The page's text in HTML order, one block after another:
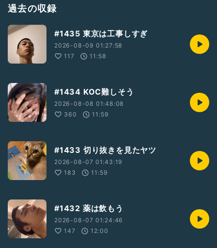
過去の収録
#1435 東京は工事しすぎ
2026-08-09 01:27:58
117
11:58
#1434 KOC難しそう
2026-08-08 01:48:08
360
11:59
#1433 切り抜きを見たヤツ
2026-08-07 01:43:19
183
11:59
#1432 薬は飲もう
2026-08-07 01:24:46
147
12:00